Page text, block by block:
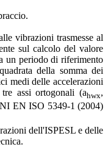
vibrazioni trasmesse al
sul calcolo del valore
un periodo di riferimento
della somma dei
medi delle accelerazioni
assi ortogonali (ahwx,
EN ISO 5349-1 (2004)
dell'ISPESL e delle